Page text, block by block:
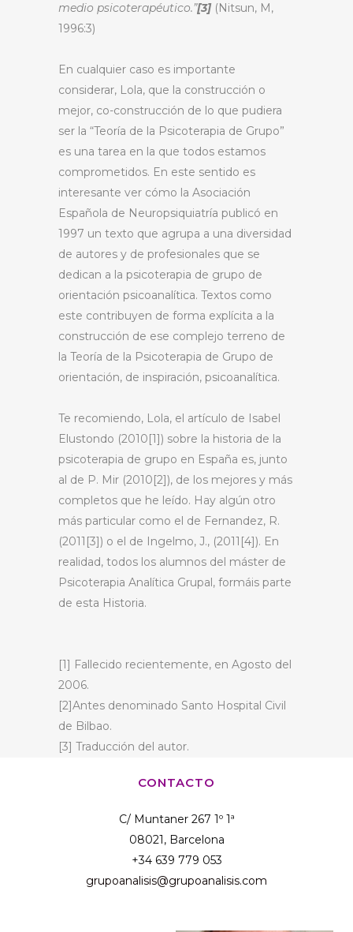
medio psicoterapéutico.”[3] (Nitsun, M,
1996:3)
En cualquier caso es importante
considerar, Lola, que la construcción o
mejor, co-construcción de lo que pudiera
ser la “Teoría de la Psicoterapia de Grupo”
es una tarea en la que todos estamos
comprometidos. En este sentido es
interesante ver cómo la Asociación
Española de Neuropsiquiatría publicó en
1997 un texto que agrupa a una diversidad
de autores y de profesionales que se
dedican a la psicoterapia de grupo de
orientación psicoanalítica. Textos como
este contribuyen de forma explícita a la
construcción de ese complejo terreno de
la Teoría de la Psicoterapia de Grupo de
orientación, de inspiración, psicoanalítica.
Te recomiendo, Lola, el artículo de Isabel
Elustondo (2010[1]) sobre la historia de la
psicoterapia de grupo en España es, junto
al de P. Mir (2010[2]), de los mejores y más
completos que he leído. Hay algún otro
más particular como el de Fernandez, R.
(2011[3]) o el de Ingelmo, J., (2011[4]). En
realidad, todos los alumnos del máster de
Psicoterapia Analítica Grupal, formáis parte
de esta Historia.
[1] Fallecido recientemente, en Agosto del
2006.
[2]Antes denominado Santo Hospital Civil
de Bilbao.
[3] Traducción del autor.
CONTACTO
C/ Muntaner 267 1º 1ª
08021, Barcelona
+34 639 779 053
grupoanalisis@grupoanalisis.com